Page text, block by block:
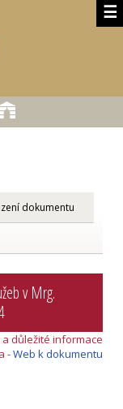
☰
dokumentu
v Mrg.
důležité informace
-Web k dokumentu